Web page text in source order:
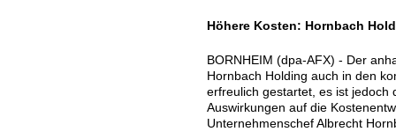
Höhere Kosten: Hornbach
BORNHEIM (dpa-AFX) - Der
Hornbach Holding auch in den
erfreulich gestartet, es ist jedoch
Auswirkungen auf die
Unternehmenschef Albrecht